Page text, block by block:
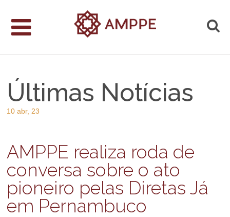
Últimas Notícias
10 abr, 23
AMPPE realiza roda de
conversa sobre o ato
pioneiro pelas Diretas Já
em Pernambuco